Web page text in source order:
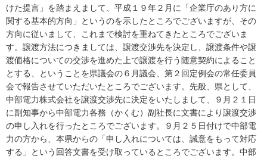
けた提言」を踏まえまして、平成１９年２月に「企業庁のあり方に
関する基本的方向」というのを示したところでございますが、その
方向に従いまして、これまで検討を重ねてきたところでございま
す。譲渡方法につきましては、譲渡交渉先を決定し、譲渡条件や譲
渡価格についての交渉を進めた上で譲渡を行う随意契約によること
とする、ということを県議会の６月議会、第２回定例会の常任委員
会で報告させていただいたところでございます。先般、県として、
中部電力株式会社を譲渡交渉先に決定をいたしまして、９月２１日
に副知事から中部電力各務（かくむ）副社長に文書により譲渡交渉
の申し入れを行ったところでございます。９月２５日付けで中部電
力の方から、本県からの「申し入れについては、誠意をもって対応
する」という回答文書を受け取っているところでございます。中部